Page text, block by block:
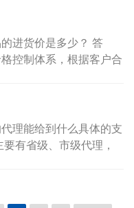
进货价是多少？ 答
控制体系，根据客户合
理能给到什么具体的支
有省级、市级代理，